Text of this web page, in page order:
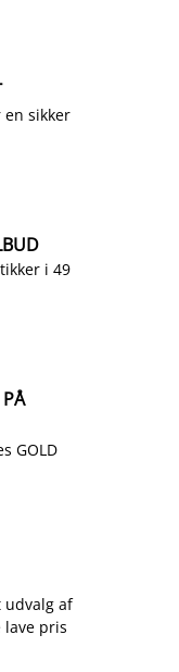
sikker
i 49
GOLD
af
lave pris